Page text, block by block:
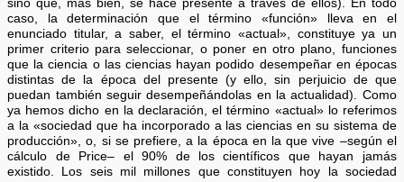
sino que, más bien, se hace presente a través de ellos). En todo
caso, la determinación que el término «función» lleva en el
enunciado titular, a saber, el término «actual», constituye ya un
primer criterio para seleccionar, o poner en otro plano, funciones
que la ciencia o las ciencias hayan podido desempeñar en épocas
distintas de la época del presente (y ello, sin perjuicio de que
puedan también seguir desempeñándolas en la actualidad). Como
ya hemos dicho en la declaración, el término «actual» lo referimos
a la «sociedad que ha incorporado a las ciencias en su sistema de
producción», o, si se prefiere, a la época en la que vive –según el
cálculo de Price– el 90% de los científicos que hayan jamás
existido. Los seis mil millones que constituyen hoy la sociedad